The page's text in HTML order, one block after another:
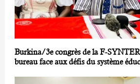
Burkina/3e congrès de la F-
bureau face aux défis du système